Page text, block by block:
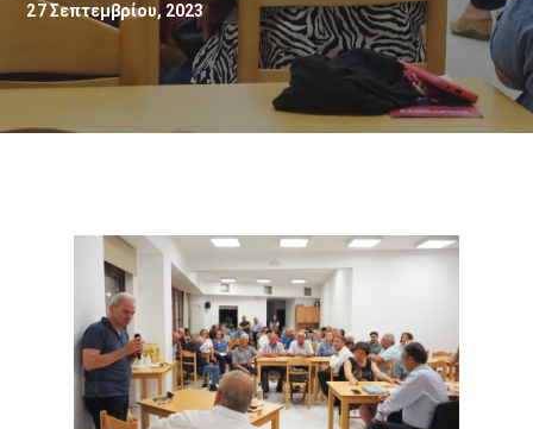
27 Σεπτεμβρίου, 2023